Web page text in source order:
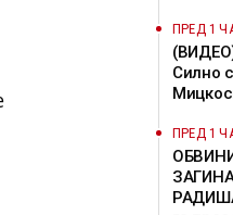
ПРЕД 1
Силно
ПРЕД 1